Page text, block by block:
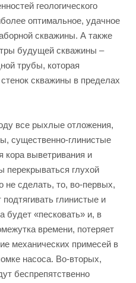
геологического
оптимальное, удачное
скважины. А также
будущей скважины –
трубы, которая
скважины в пределах
все рыхлые отложения,
существенно-глинистые
кора выветривания и
перекрываться глухой
не сделать, то, во-первых,
глинистые и
будет «песковать» и, в
времени, потеряет
механических примесей в
насоса. Во-вторых,
беспрепятственно